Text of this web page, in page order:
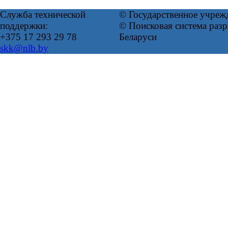
Служба технической
поддержки:
+375 17 293 29 78
skk@nlb.by
© Государственное
© Поисковая система
Беларуси